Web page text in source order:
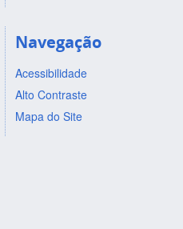
Navegação
Acessibilidade
Alto Contraste
Mapa do Site